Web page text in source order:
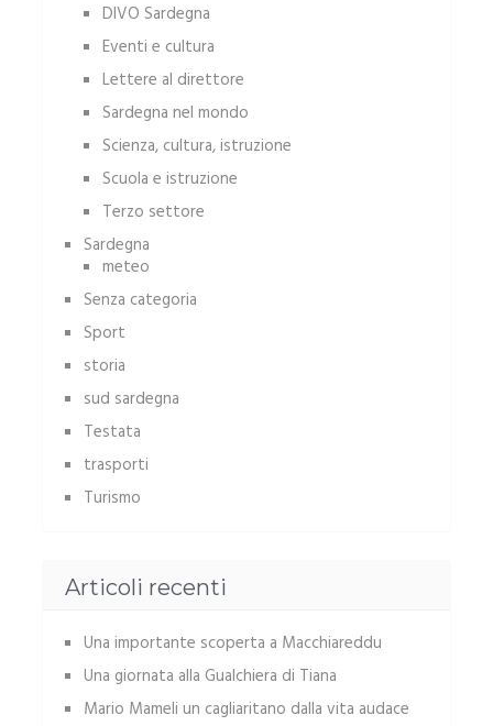
DIVO Sardegna
Eventi e cultura
Lettere al direttore
Sardegna nel mondo
Scienza, cultura, istruzione
Scuola e istruzione
Terzo settore
Sardegna
meteo
Senza categoria
Sport
storia
sud sardegna
Testata
trasporti
Turismo
Articoli recenti
Una importante scoperta a Macchiareddu
Una giornata alla Gualchiera di Tiana
Mario Mameli un cagliaritano dalla vita audace